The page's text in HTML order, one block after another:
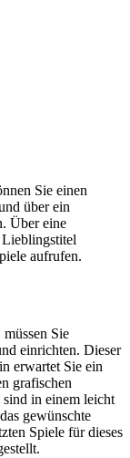
Sie einen
über ein
Über eine
aufrufen.
Sie
einrichten. Dieser
erwartet Sie ein
grafischen
in einem leicht
gewünschte
Spiele für dieses